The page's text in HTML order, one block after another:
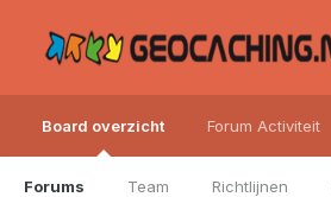
Board overzicht
Forums Team Richtlijnen
Forum Activiteit